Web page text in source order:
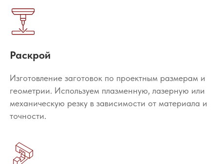
Раскрой
Изготовление заготовок по проектным размерам и
геометрии. Используем плазменную, лазерную или
механическую резку в зависимости от материала и
точности.